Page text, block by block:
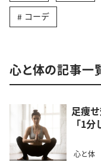
コーデ
心と体の記事一
足痩
「1
心と体